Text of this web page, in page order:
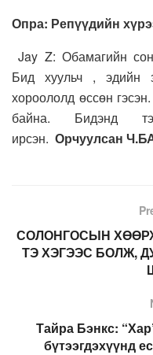
Опра: Репүүдийн
Jay Z: Обамагийн
Бид хуульч , эдийн
хороололд өссөн
байна. Бидэнд
ирсэн. Орчуулсан
СОЛОНГОСЫН
ТЭ ХЭГЭЭС БОЛЖ,
Тайра Бэнкс:
бүтээгдэхүүнд